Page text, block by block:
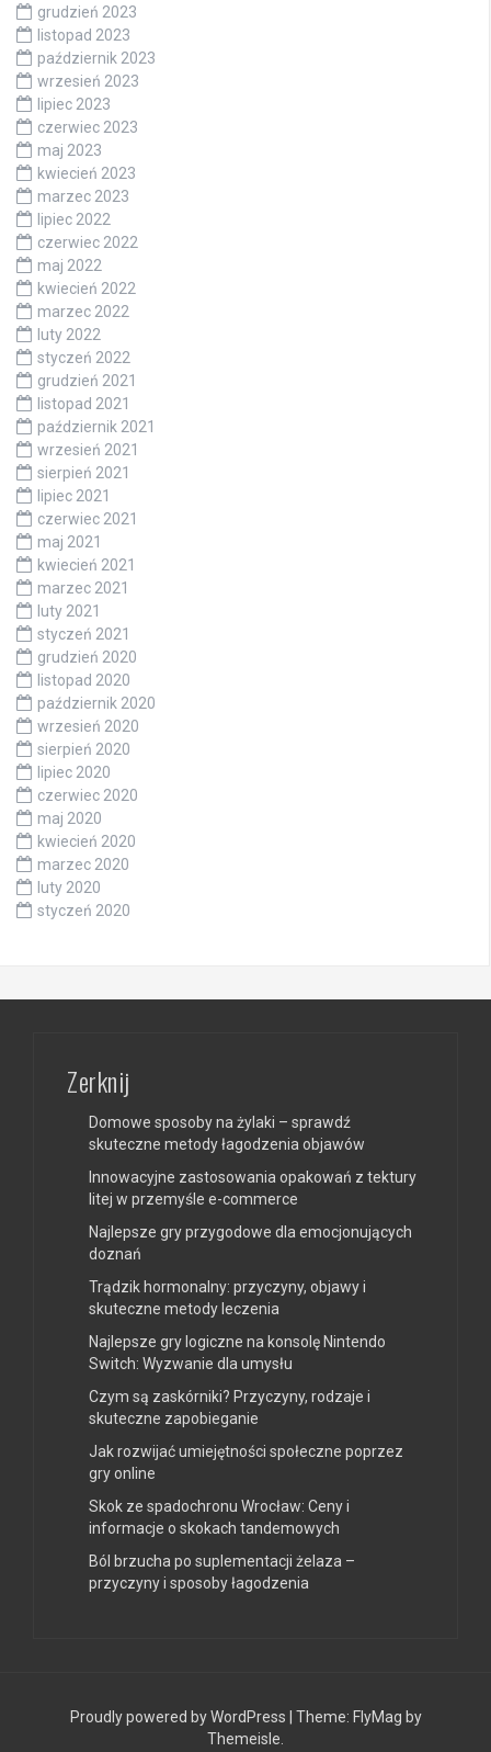
grudzień 2023
listopad 2023
październik 2023
wrzesień 2023
lipiec 2023
czerwiec 2023
maj 2023
kwiecień 2023
marzec 2023
lipiec 2022
czerwiec 2022
maj 2022
kwiecień 2022
marzec 2022
luty 2022
styczeń 2022
grudzień 2021
listopad 2021
październik 2021
wrzesień 2021
sierpień 2021
lipiec 2021
czerwiec 2021
maj 2021
kwiecień 2021
marzec 2021
luty 2021
styczeń 2021
grudzień 2020
listopad 2020
październik 2020
wrzesień 2020
sierpień 2020
lipiec 2020
czerwiec 2020
maj 2020
kwiecień 2020
marzec 2020
luty 2020
styczeń 2020
Zerknij
Domowe sposoby na żylaki – sprawdź
skuteczne metody łagodzenia objawów
Innowacyjne zastosowania opakowań z tektury
litej w przemyśle e-commerce
Najlepsze gry przygodowe dla emocjonujących
doznań
Trądzik hormonalny: przyczyny, objawy i
skuteczne metody leczenia
Najlepsze gry logiczne na konsolę Nintendo
Switch: Wyzwanie dla umysłu
Czym są zaskórniki? Przyczyny, rodzaje i
skuteczne zapobieganie
Jak rozwijać umiejętności społeczne poprzez
gry online
Skok ze spadochronu Wrocław: Ceny i
informacje o skokach tandemowych
Ból brzucha po suplementacji żelaza –
przyczyny i sposoby łagodzenia
Proudly powered by WordPress Theme: FlyMag by
Themeisle.